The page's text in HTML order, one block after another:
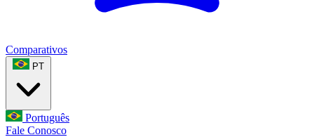
Comparativos
PT
Português
Fale Conosco